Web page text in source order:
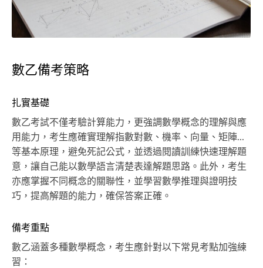
數乙備考策略
扎實基礎
數乙考試不僅考驗計算能力，更強調數學概念的理解與應
用能力，考生應確實理解指數對數、機率、向量、矩陣...
等基本原理，避免死記公式，並透過閱讀訓練快速理解題
意，讓自己能以數學語言清楚表達解題思路。此外，考生
亦應掌握不同概念的關聯性，並學習數學推理與證明技
巧，提高解題的能力，確保答案正確。
備考重點
數乙涵蓋多種數學概念，考生應針對以下常見考點加強練
習：